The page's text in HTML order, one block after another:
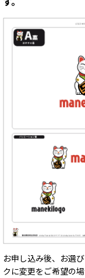
お申し込み後、お選
クに変更をご希望の